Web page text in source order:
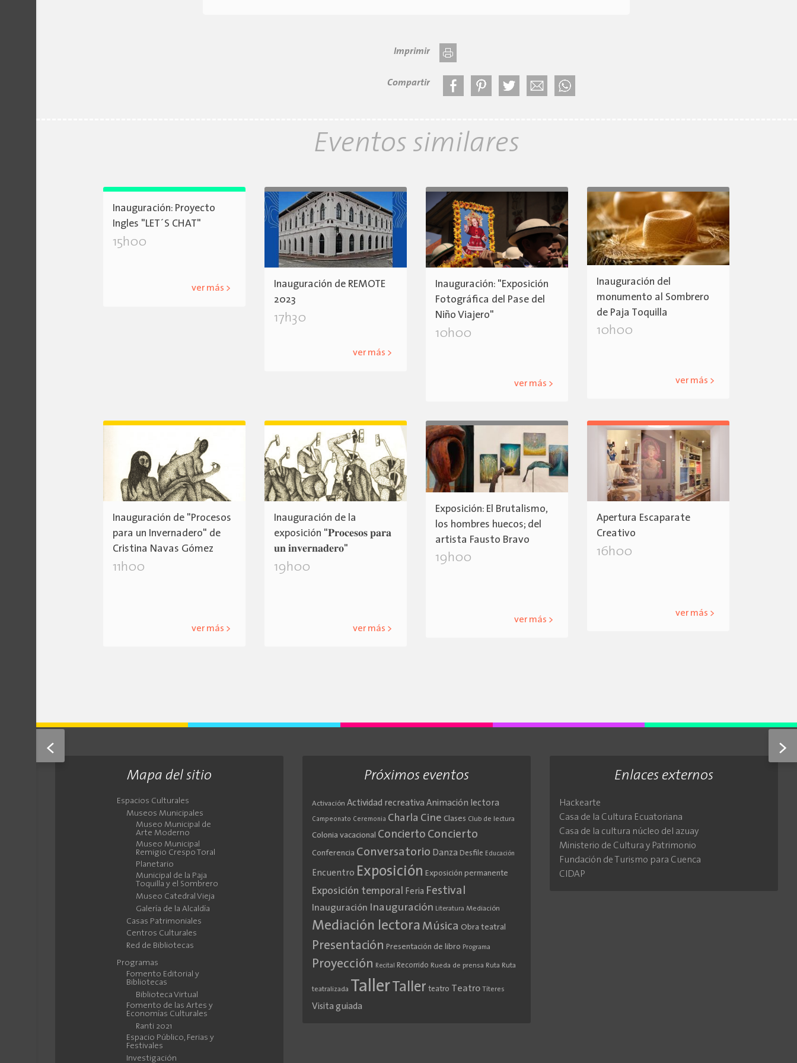
Imprimir
Compartir
< >
Eventos similares
Inauguración: Proyecto
Ingles "LET´S CHAT"
15h00
ver más >
Inauguración de REMOTE
2023
17h30
ver más >
Inauguración: "Exposición
Fotográfica del Pase del
Niño Viajero"
10h00
ver más >
Inauguración del
monumento al Sombrero
de Paja Toquilla
10h00
ver más >
Inauguración de "Procesos
para un Invernadero" de
Cristina Navas Gómez
11h00
ver más >
Inauguración de la
exposición "𝐏𝐫𝐨𝐜𝐞𝐬𝐨𝐬 𝐩𝐚𝐫𝐚
𝐮𝐧 𝐢𝐧𝐯𝐞𝐫𝐧𝐚𝐝𝐞𝐫𝐨"
19h00
ver más >
Exposición: El Brutalismo,
los hombres huecos; del
artista Fausto Bravo
19h00
ver más >
Apertura Escaparate
Creativo
16h00
ver más >
Mapa del sitio
Espacios Culturales
Museos Municipales
Museo Municipal de
Arte Moderno
Museo Municipal
Remigio Crespo Toral
Planetario
Municipal de la Paja
Toquilla y el Sombrero
Museo Catedral Vieja
Galería de la Alcaldía
Casas Patrimoniales
Centros Culturales
Red de Bibliotecas
Programas
Fomento Editorial y
Bibliotecas
Biblioteca Virtual
Fomento de las Artes y
Economías Culturales
Ranti 2021
Espacio Público, Ferias y
Festivales
Investigación
Próximos eventos
Activación Actividad recreativa Animación lectora
Campeonato Ceremonia Charla Cine Clases Club de lectura
Colonia vacacional Concierto Concierto
Conferencia Conversatorio Danza Desfile Educación
Encuentro Exposición Exposición permanente
Exposición temporal Feria Festival
Inauguración Inauguración Literatura Mediación
Mediación lectora Música Obra teatral
Presentación Presentación de libro Programa
Proyección Recital Recorrido Rueda de prensa Ruta Ruta
teatralizada Taller Taller teatro Teatro Títeres
Visita guiada
Enlaces externos
Hackearte
Casa de la Cultura Ecuatoriana
Casa de la cultura núcleo del azuay
Ministerio de Cultura y Patrimonio
Fundación de Turismo para Cuenca
CIDAP